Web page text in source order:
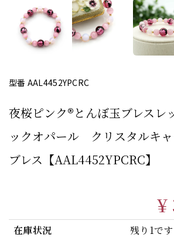
型番 AAL4452YPCRC
夜桜ピンク®とんぼ玉ブレス
ックオパール クリスタルキ
ブレス【AAL4452YPCRC】
¥
在庫状況 残り1です